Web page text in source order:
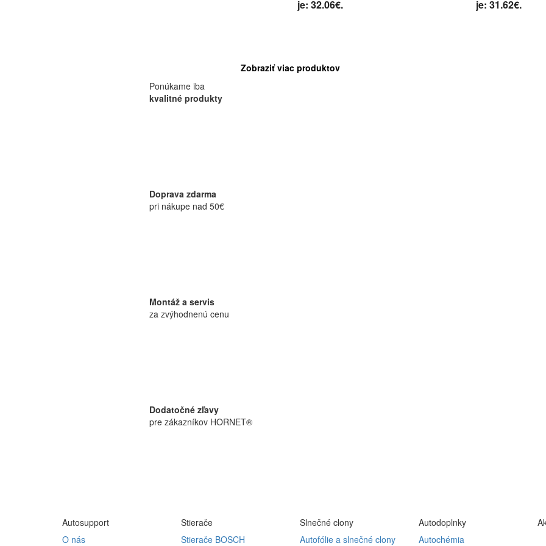
je: 32.06€.
je: 31.62€.
Zobraziť viac produktov
Ponúkame iba
kvalitné produkty
Doprava zdarma
pri nákupe nad 50€
Montáž a servis
za zvýhodnenú cenu
Dodatočné zľavy
pre zákazníkov HORNET®
Autosupport
O nás
Stierače
Stierače BOSCH
Slnečné clony
Autofólie a slnečné clony
Autodoplnky
Autochémia